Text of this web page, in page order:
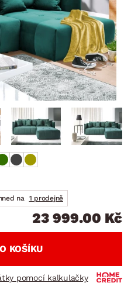
na
1 prodejně
23 999.00 Kč
KOŠÍKU
pomocí kalkulačky